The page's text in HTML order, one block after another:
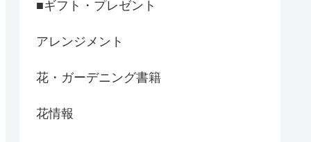
■ギフト・プレゼント
アレンジメント
花・ガーデニング書籍
花情報